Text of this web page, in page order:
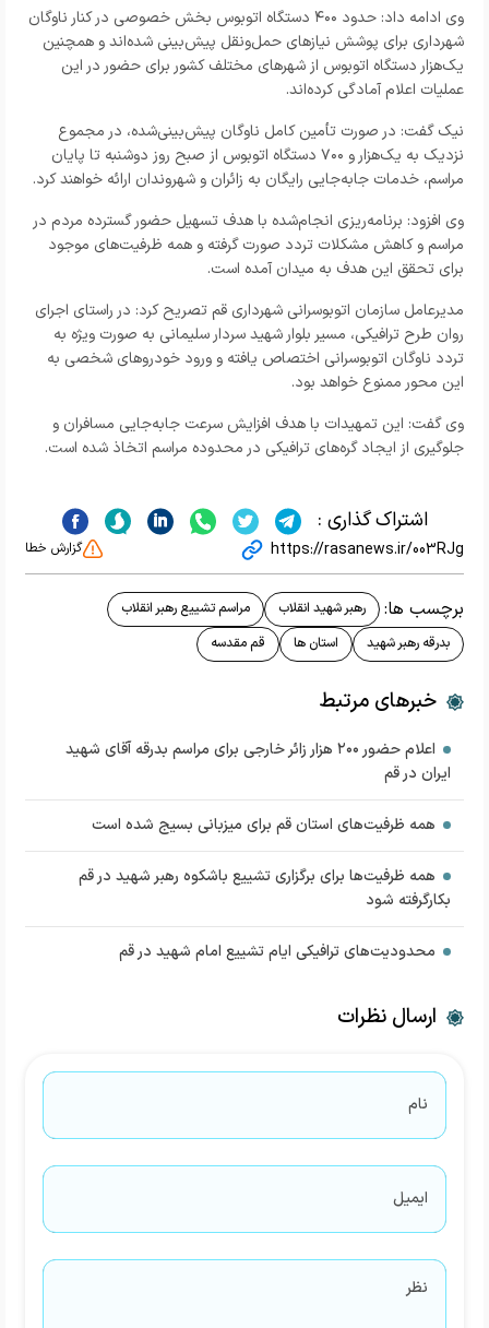
وی ادامه داد: حدود ۴۰۰ دستگاه اتوبوس بخش خصوصی در کنار ناوگان
شهرداری برای پوشش نیازهای حمل‌ونقل پیش‌بینی شده‌اند و همچنین
یک‌هزار دستگاه اتوبوس از شهرهای مختلف کشور برای حضور در این
عملیات اعلام آمادگی کرده‌اند.
نیک گفت: در صورت تأمین کامل ناوگان پیش‌بینی‌شده، در مجموع
نزدیک به یک‌هزار و ۷۰۰ دستگاه اتوبوس از صبح روز دوشنبه تا پایان
مراسم، خدمات جابه‌جایی رایگان به زائران و شهروندان ارائه خواهند کرد.
وی افزود: برنامه‌ریزی انجام‌شده با هدف تسهیل حضور گسترده مردم در
مراسم و کاهش مشکلات تردد صورت گرفته و همه ظرفیت‌های موجود
برای تحقق این هدف به میدان آمده است.
مدیرعامل سازمان اتوبوسرانی شهرداری قم تصریح کرد: در راستای اجرای
روان طرح ترافیکی، مسیر بلوار شهید سردار سلیمانی به صورت ویژه به
تردد ناوگان اتوبوسرانی اختصاص یافته و ورود خودروهای شخصی به
این محور ممنوع خواهد بود.
وی گفت: این تمهیدات با هدف افزایش سرعت جابه‌جایی مسافران و
جلوگیری از ایجاد گره‌های ترافیکی در محدوده مراسم اتخاذ شده است.
اشتراک گذاری :
https://rasanews.ir/003RJg گزارش خطا
برچسب ها: رهبر شهید انقلاب
مراسم تشییع رهبر انقلاب
بدرقه رهبر شهید
استان ها قم مقدسه
خبرهای مرتبط
اعلام حضور ۲۰۰ هزار زائر خارجی برای مراسم بدرقه آقای شهید
ایران در قم
همه ظرفیت‌های استان قم برای میزبانی بسیج شده است
همه ظرفیت‌ها برای برگزاری تشییع باشکوه رهبر شهید در قم
بکارگرفته شود
محدودیت‌های ترافیکی ایام تشییع امام شهید در قم
ارسال نظرات